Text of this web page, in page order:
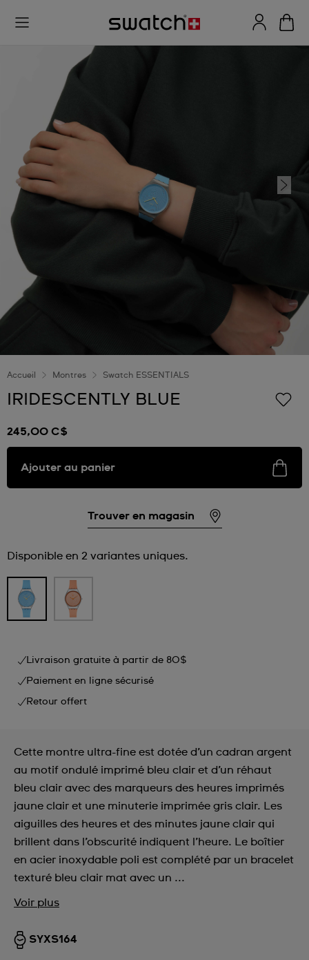
Accueil Montres Swatch ESSENTIALS
IRIDESCENTLY BLUE
245,00 C$
Ajouter au panier
Trouver en magasin
Disponible en 2 variantes uniques.
Livraison gratuite à partir de 80$
Paiement en ligne sécurisé
Retour offert
Cette montre ultra-fine est dotée d’un cadran argent
au motif ondulé imprimé bleu clair et d’un réhaut
bleu clair avec des marqueurs des heures imprimés
jaune clair et une minuterie imprimée gris clair. Les
aiguilles des heures et des minutes jaune clair qui
brillent dans l’obscurité indiquent l’heure. Le boîtier
en acier inoxydable poli est complété par un bracelet
texturé bleu clair mat avec un ...
Voir plus
SYXS164